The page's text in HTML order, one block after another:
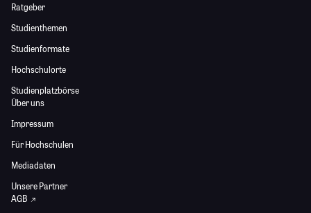
Ratgeber
Studienthemen
Studienformate
Hochschulorte
Studienplatzbörse
Über uns
Impressum
Für Hochschulen
Mediadaten
Unsere Partner
AGB